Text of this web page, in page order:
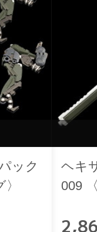
ック
ヘキ
009